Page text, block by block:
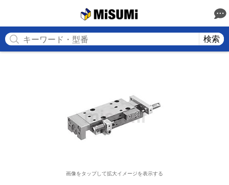
検索
画像をタップして拡大イメージを表示する